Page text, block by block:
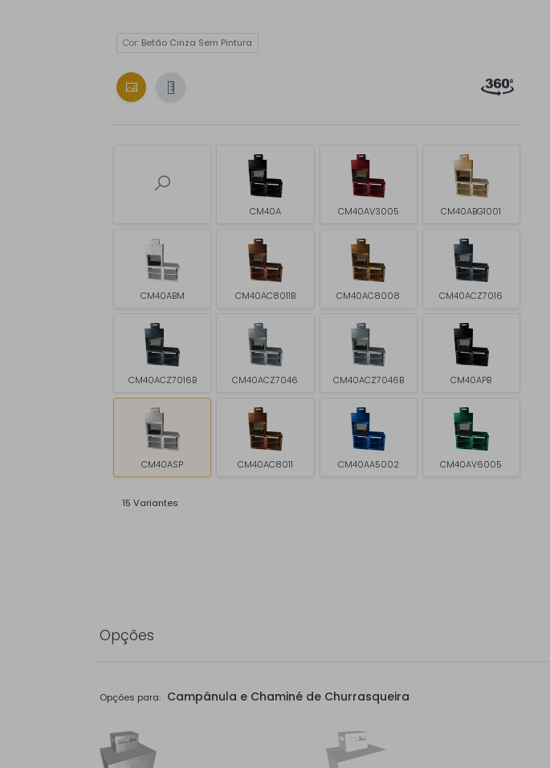
Cor: Betão Cinza Sem Pintura
CM40A CM40AV3005 CM40ABG1001
CM40ABM CM40AC8011B CM40AC8008 CM40ACZ7016
CM40ACZ7016B CM40ACZ7046 CM40ACZ7046B CM40APB
CM40ASP CM40AC8011 CM40AA5002 CM40AV6005
15 Variantes
Opções
Opções para: Campânula e Chaminé de Churrasqueira